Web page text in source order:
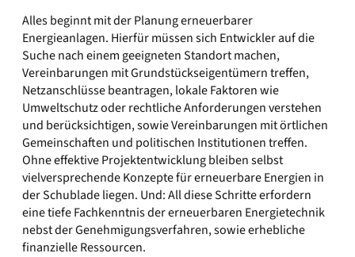
Alles beginnt mit der Planung erneuerbarer
Energieanlagen. Hierfür müssen sich Entwickler auf die
Suche nach einem geeigneten Standort machen,
Vereinbarungen mit Grundstückseigentümern treffen,
Netzanschlüsse beantragen, lokale Faktoren wie
Umweltschutz oder rechtliche Anforderungen verstehen
und berücksichtigen, sowie Vereinbarungen mit örtlichen
Gemeinschaften und politischen Institutionen treffen.
Ohne effektive Projektentwicklung bleiben selbst
vielversprechende Konzepte für erneuerbare Energien in
der Schublade liegen. Und: All diese Schritte erfordern
eine tiefe Fachkenntnis der erneuerbaren Energietechnik
nebst der Genehmigungsverfahren, sowie erhebliche
finanzielle Ressourcen.